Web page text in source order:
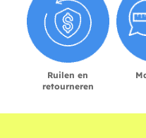
Ruilen en
retourneren